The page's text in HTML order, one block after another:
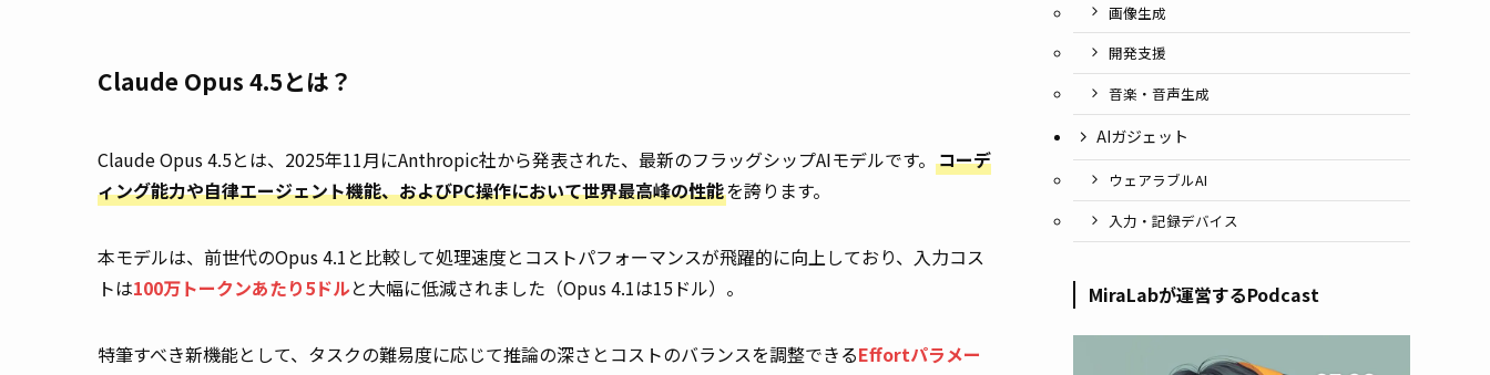
Claude Opus 4.5とは？
Claude Opus 4.5とは、2025年11月にAnthropic社から発表された、最新のフラッグシップAIモデルです。 コーデ
ィング能力や自律エージェント機能、およびPC操作において世界最高峰の性能を誇ります。
本モデルは、前世代のOpus 4.1と比較して処理速度とコストパフォーマンスが飛躍的に向上しており、入力コス
トは100万トークンあたり5ドルと大幅に低減されました（Opus 4.1は15ドル）。
特筆すべき新機能として、タスクの難易度に応じて推論の深さとコストのバランスを調整できるEffortパラメー
画像生成
開発支援
音楽・音声生成
AIガジェット
ウェアラブルAI
入力・記録デバイス
MiraLabが運営するPodcast